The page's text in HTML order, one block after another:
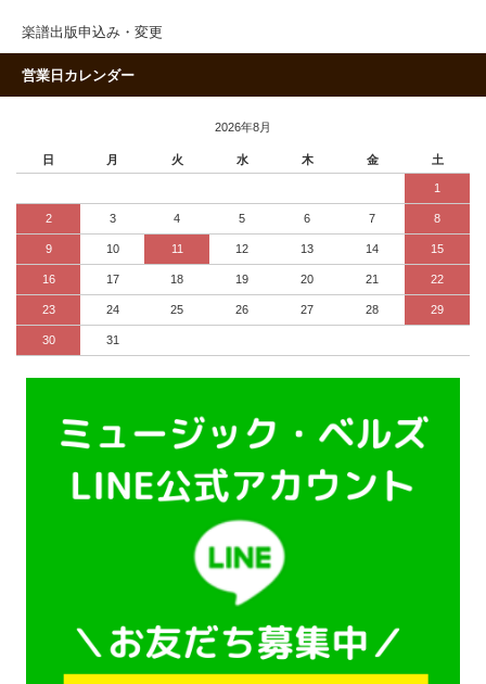
楽譜出版申込み・変更
営業日カレンダー
2026年8月
日 月 火 水 木 金 土
1
2 3 4 5 6 7 8
9 10 11 12 13 14 15
16 17 18 19 20 21 22
23 24 25 26 27 28 29
30 31